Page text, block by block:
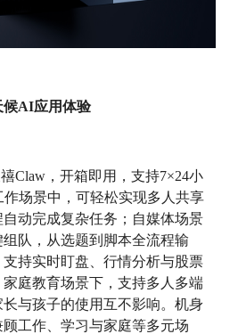
候AI应用体验
Claw，开箱即用，支持7×24小
场景中，可轻松实现多人共享
动完成复杂任务；自媒体场景
队，从选题到脚本全流程输
持实时盯盘、行情分析与股票
庭教育场景下，支持多人多端
与孩子的使用互不影响。机身
工作、学习与家庭等多元场